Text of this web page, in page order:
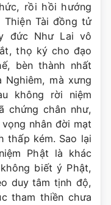
rồi hồi hướng
Thiện Tài đồng tử
đức Như Lai vô
thọ ký cho đạo
bèn thành nhất
mà xưng
không rời niệm
chứng chân như,
nhân đời mạt
thấp kém. Sao lại
Phật là khác
biết ý Phật,
duy tâm tịnh độ,
tham thiền chưa